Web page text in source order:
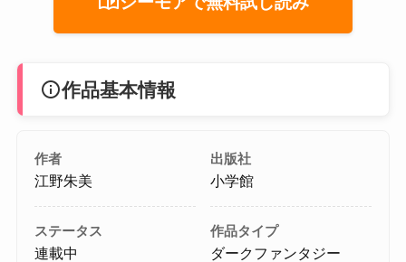
info作品基本情報
作者
江野朱美
出版社
小学館
ステータス
連載中
作品タイプ
ダークファンタジー